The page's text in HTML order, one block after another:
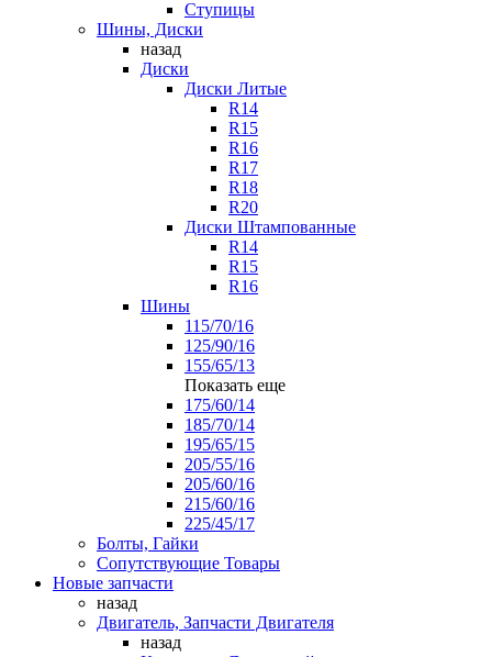
Ступицы
Шины, Диски
назад
Диски
Диски Литые
R14
R15
R16
R17
R18
R20
Диски Штампованные
R14
R15
R16
Шины
115/70/16
125/90/16
155/65/13
Показать еще
175/60/14
185/70/14
195/65/15
205/55/16
205/60/16
215/60/16
225/45/17
Болты, Гайки
Сопутствующие Товары
Новые запчасти
назад
Двигатель, Запчасти Двигателя
назад